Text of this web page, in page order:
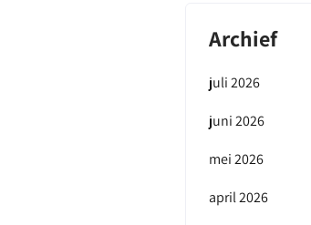
Archief
juli 2026
juni 2026
mei 2026
april 2026